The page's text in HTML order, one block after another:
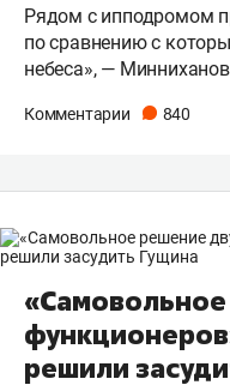
Рядом с ипподромом
по сравнению с
небеса», —
Комментарии 840
решили